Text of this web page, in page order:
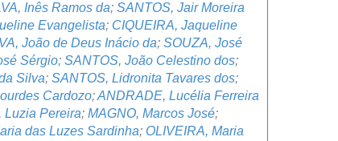
Inês Ramos da; SANTOS, Jair Moreira
Evangelista; CIQUEIRA, Jaqueline
João de Deus Inácio da; SOUZA, José
Sérgio; SANTOS, João Celestino dos;
Silva; SANTOS, Lidronita Tavares dos;
Cardozo;ANDRADE, Lucélia Ferreira
Luzia Pereira; MAGNO, Marcos José;
das Luzes Sardinha; OLIVEIRA, Maria